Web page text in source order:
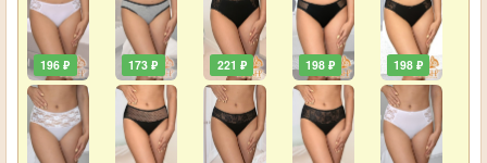
196 ₽ 173 ₽ 221 ₽ 198 ₽ 198 ₽